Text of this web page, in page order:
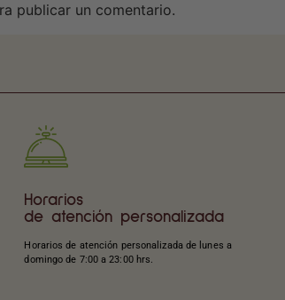
publicar un comentario.
Horarios
de atención personalizada
Horarios de atención personalizada de lunes a
domingo de 7:00 a 23:00 hrs.